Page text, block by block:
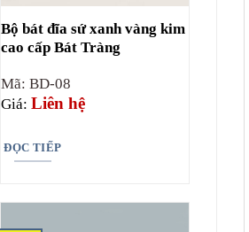
Bộ bát đĩa sứ xanh vàng kim
cao cấp Bát Tràng
Mã: BD-08
Giá:Liên hệ
ĐỌC TIẾP